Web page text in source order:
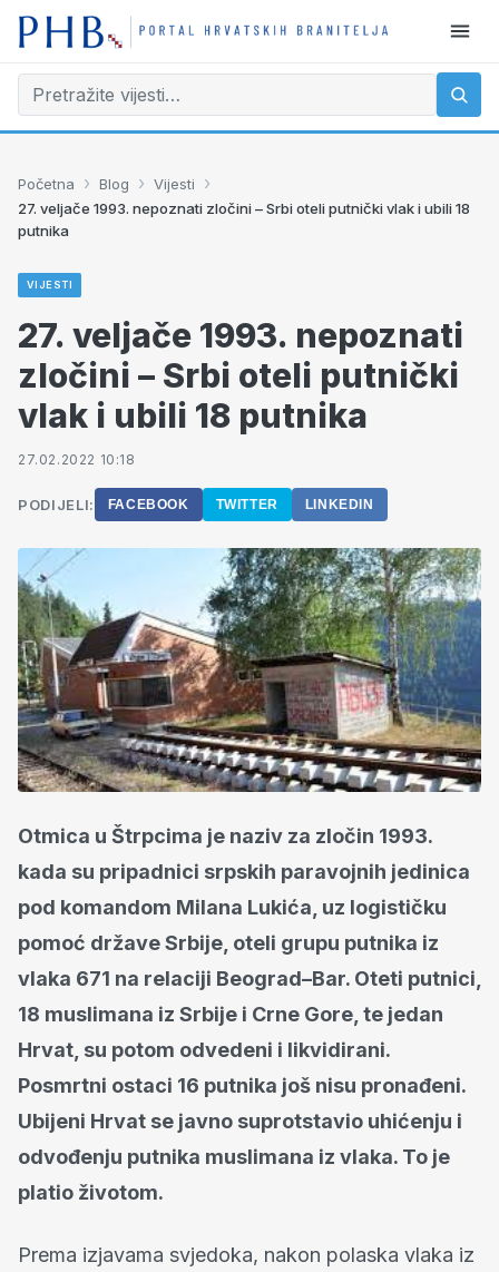
Početna › Blog › Vijesti ›
27. veljače 1993. nepoznati zločini – Srbi oteli putnički vlak i ubili 18
putnika
VIJESTI
27. veljače 1993. nepoznati
zločini – Srbi oteli putnički
vlak i ubili 18 putnika
27.02.2022 10:18
PODIJELI: FACEBOOK TWITTER LINKEDIN
Otmica u Štrpcima je naziv za zločin 1993.
kada su pripadnici srpskih paravojnih jedinica
pod komandom Milana Lukića, uz logističku
pomoć države Srbije, oteli grupu putnika iz
vlaka 671 na relaciji Beograd–Bar. Oteti putnici,
18 muslimana iz Srbije i Crne Gore, te jedan
Hrvat, su potom odvedeni i likvidirani.
Posmrtni ostaci 16 putnika još nisu pronađeni.
Ubijeni Hrvat se javno suprotstavio uhićenju i
odvođenju putnika muslimana iz vlaka. To je
platio životom.
Prema izjavama svjedoka, nakon polaska vlaka iz